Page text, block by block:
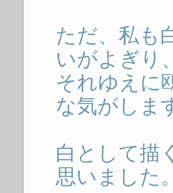
ただ、私も
いがよぎり、
それゆえに
な気がしま
白として描
思いました